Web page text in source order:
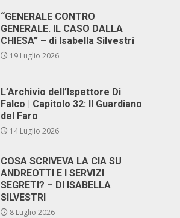
“GENERALE CONTRO
GENERALE. IL CASO DALLA
CHIESA” – di Isabella Silvestri
19 Luglio 2026
L’Archivio dell’Ispettore Di
Falco | Capitolo 32: Il Guardiano
del Faro
14 Luglio 2026
COSA SCRIVEVA LA CIA SU
ANDREOTTI E I SERVIZI
SEGRETI? – DI ISABELLA
SILVESTRI
8 Luglio 2026